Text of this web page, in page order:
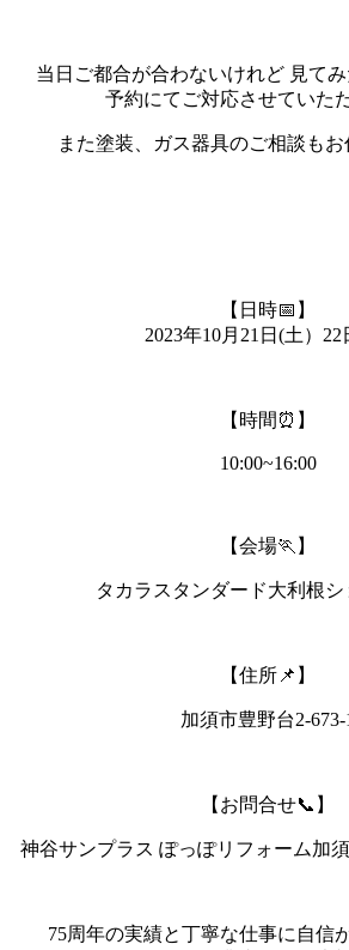
当日ご都合が合わないけれど 見て
予約にてご対応させていた
また塗装、ガス器具のご相談も
【日時📅】
2023年10月21日(土）22
【時間⏰】
10:00~16:00
【会場🏃】
タカラスタンダード大利根シ
【住所📌】
加須市豊野台2-673-
【お問合せ📞】
神谷サンプラス ぽっぽリフォーム加須
75周年の実績と丁寧な仕事に自信